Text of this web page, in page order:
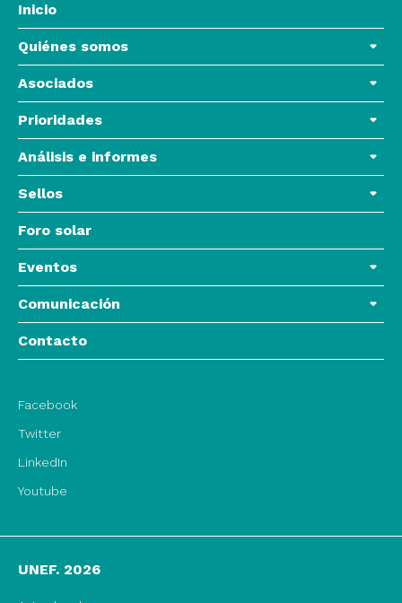
Inicio
Quiénes somos
Asociados
Prioridades
Análisis e informes
Sellos
Foro solar
Eventos
Comunicación
Contacto
Facebook
Twitter
LinkedIn
Youtube
UNEF. 2026